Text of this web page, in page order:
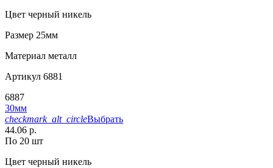
Цвет черный никель
Размер 25мм
Материал металл
Артикул 6881
6887
30мм
checkmark_alt_circleВыбрать
44.06 р.
По 20 шт
Цвет черный никель